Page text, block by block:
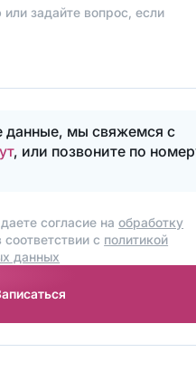
задайте вопрос, если
данные, мы свяжемся с
, или позвоните по
согласие наобработку
соответствии с политикой
данных